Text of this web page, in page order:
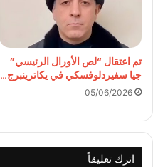
تم اعتقال “لص الأورال الرئيسي”
جيا سفيردلوفسكي في يكاترينبرج…
05/06/2026
اترك تعليقاً